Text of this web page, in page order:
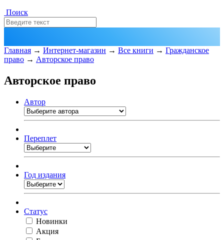
Поиск
Главная → Интернет-магазин → Все книги → Гражданское
право → Авторское право
Авторское право
Автор
Переплет
Год издания
Статус
Новинки
Акция